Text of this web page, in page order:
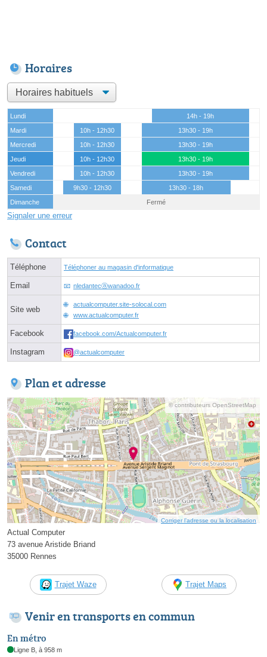
Horaires
Lundi
14h - 19h
Mardi
10h - 12h30
13h30 - 19h
Mercredi
10h - 12h30
13h30 - 19h
Jeudi
10h - 12h30
13h30 - 19h
Vendredi
10h - 12h30
13h30 - 19h
Samedi
9h30 - 12h30
13h30 - 18h
Dimanche
Fermé
Signaler une erreur
Contact
Téléphone Téléphoner au magasin d'informatique
Email nledantecⓐwanadoo.fr
Site web
actualcomputer.site-solocal.com
www.actualcomputer.fr
Facebook facebook.com/Actualcomputer.fr
Instagram @actualcomputer
Plan et adresse
© contributeurs OpenStreetMap
Corriger l’adresse ou la localisation
Actual Computer
73 avenue Aristide Briand
35000 Rennes
Trajet Waze Trajet Maps
Venir en transports en commun
En métro
Ligne B, à 958 m